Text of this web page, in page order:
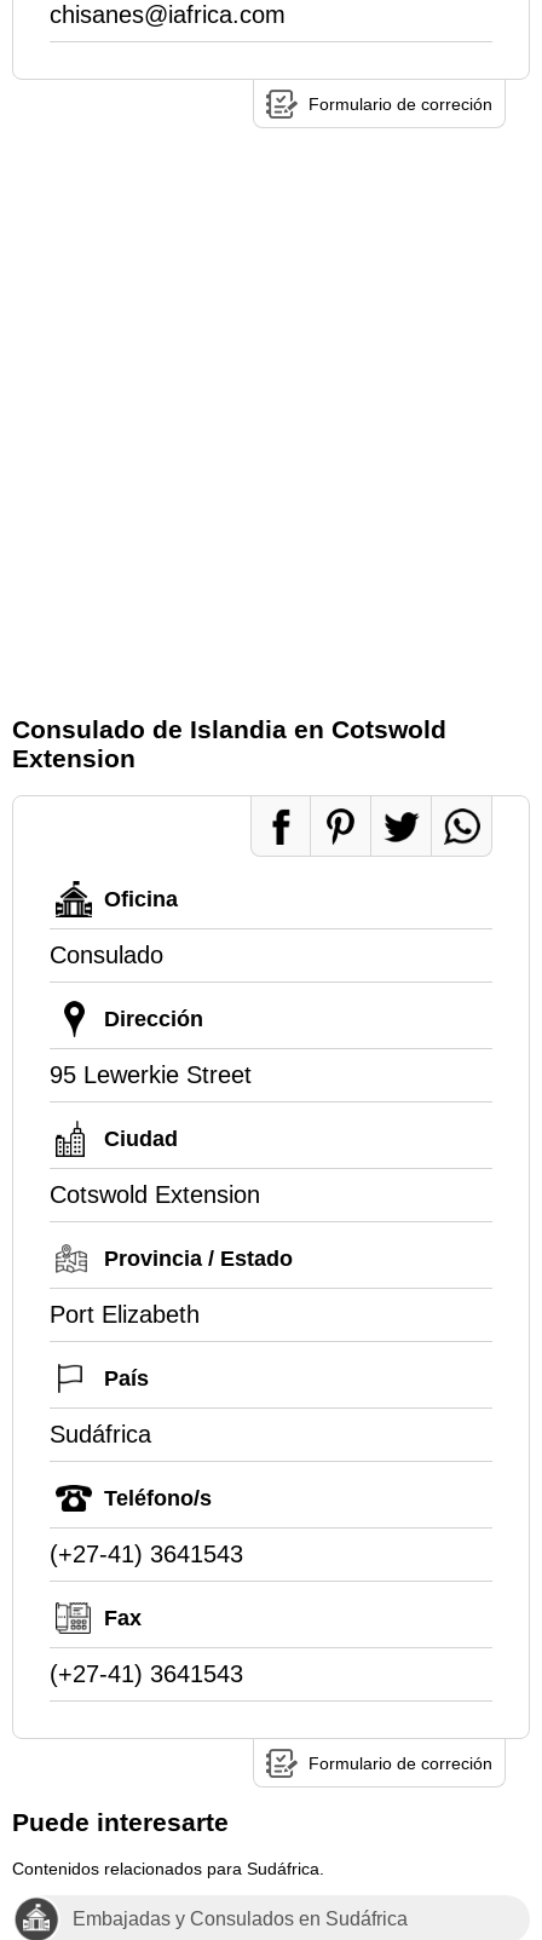
chisanes@iafrica.com
Formulario de correción
Consulado de Islandia en Cotswold
Extension
Oficina
Consulado
Dirección
95 Lewerkie Street
Ciudad
Cotswold Extension
Provincia / Estado
Port Elizabeth
País
Sudáfrica
Teléfono/s
(+27-41) 3641543
Fax
(+27-41) 3641543
Formulario de correción
Puede interesarte
Contenidos relacionados para Sudáfrica.
Embajadas y Consulados en Sudáfrica